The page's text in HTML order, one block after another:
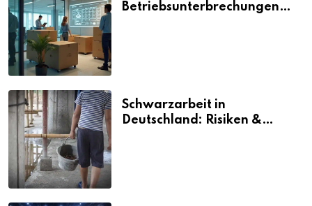
Betriebsunterbrechungen
Schwarzarbeit in
Deutschland: Risiken &